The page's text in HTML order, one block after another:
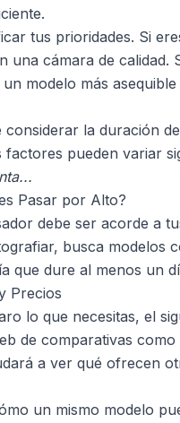
tus prioridades. Si
una cámara de calidad.
modelo más
considerar la duración
factores pueden variar
Pasar por Alto?
debe ser acorde a
busca modelos
que dure al menos un
Precios
lo que necesitas, el
de comparativas como
a ver qué ofrecen
un mismo modelo